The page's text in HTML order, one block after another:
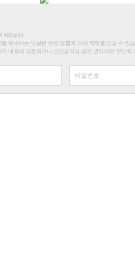
400byte)
훼손하는 댓글은 관련 법률에 의해 제재를 받을 수 있
내용에 포함되거나 인신공격성 글은 관리자의 판단에